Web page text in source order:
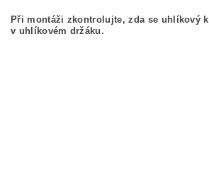
Při montáži zkontrolujte, zda se uhlíkový
v uhlíkovém držáku.